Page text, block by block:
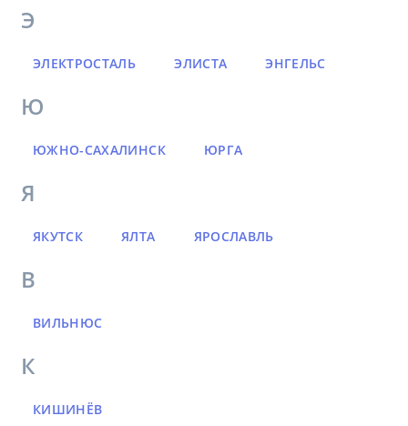
Э
ЭЛЕКТРОСТАЛЬ ЭЛИСТА ЭНГЕЛЬС
Ю
ЮЖНО-САХАЛИНСК ЮРГА
Я
ЯКУТСК ЯЛТА ЯРОСЛАВЛЬ
В
ВИЛЬНЮС
К
КИШИНЁВ